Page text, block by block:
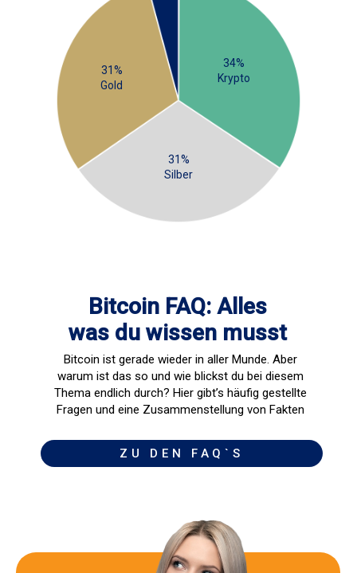
34%
Krypto
31%
Silber
31%
Gold
Bitcoin FAQ: Alles
was du wissen musst
Bitcoin ist gerade wieder in aller Munde. Aber
warum ist das so und wie blickst du bei diesem
Thema endlich durch? Hier gibt’s häufig gestellte
Fragen und eine Zusammenstellung von Fakten
ZU DEN FAQ`S